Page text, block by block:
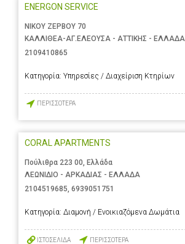
ENERGON SERVICE
ΝΙΚΟΥ ΖΕΡΒΟΥ 70
ΚΑΛΛΙΘΕΑ-ΑΓ.ΕΛΕΟΥΣΑ - ΑΤΤΙΚΗΣ - ΕΛΛΑΔΑ
2109410865
Κατηγορία: Υπηρεσίες / Διαχείριση Κτηρίων
ΠΕΡΙΣΣΟΤΕΡΑ
CORAL APARTMENTS
Πούλιθρα 223 00, Ελλάδα
ΛΕΩΝΙΔΙΟ - ΑΡΚΑΔΙΑΣ - ΕΛΛΑΔΑ
2104519685, 6939051751
Κατηγορία: Διαμονή / Ενοικιαζόμενα Δωμάτια
ΙΣΤΟΣΕΛΙΔΑ ΠΕΡΙΣΣΟΤΕΡΑ